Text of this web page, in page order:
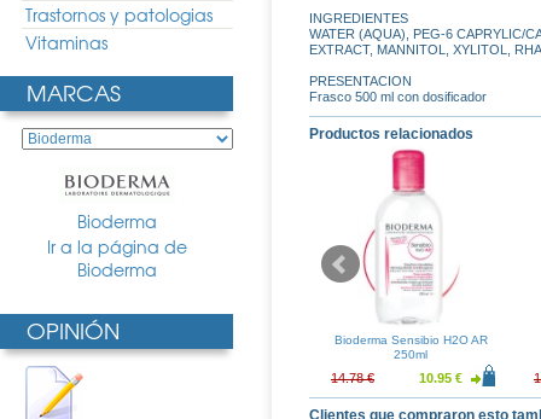
Trastornos y patologias
Vitaminas
MARCAS
Bioderma
Ir a la página de
Bioderma
OPINIÓN
INGREDIENTES
WATER (AQUA), PEG-6 CAPRYLIC/
EXTRACT, MANNITOL, XYLITOL,
PRESENTACION
Frasco 500 ml con dosificador
Productos relacionados
Intensive
ml
13.95 €
Bioderma Sensibio H2O AR
250ml
14.78 € 10.95 €
Clientes que compraron esto